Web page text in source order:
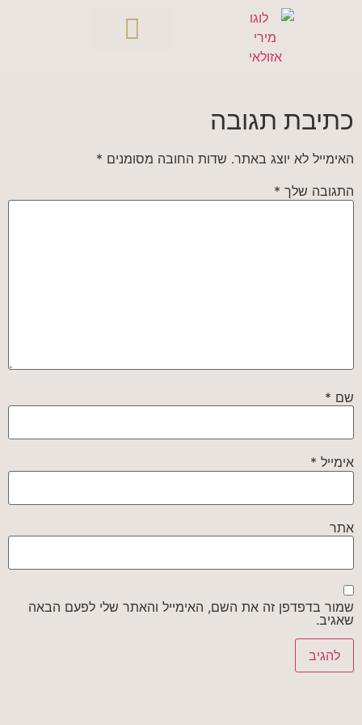
כתיבת תגובה
האימייל לא יוצג באתר. שדות החובה מסומנים *
התגובה שלך *
שם *
אימייל *
אתר
שמור בדפדפן זה את השם, האימייל והאתר שלי לפעם הבאה
שאגיב.